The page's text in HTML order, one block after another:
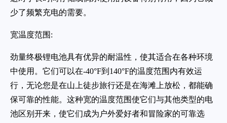
少了频繁充电的需要。
宽温度范围:
劲量终极锂电池具有优异的耐温性，使其适合在各种环境
中使用。它们可以在-40°F到140°F的温度范围内有效运
行，无论您是在山上徒步旅行还是在海滩上放松，都能确
保可靠的性能。这种宽的温度范围使它们与其他类型的电
池区别开来，使它们成为户外爱好者和冒险家的可靠选